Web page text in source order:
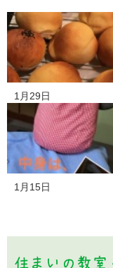
1月29日
1月15日